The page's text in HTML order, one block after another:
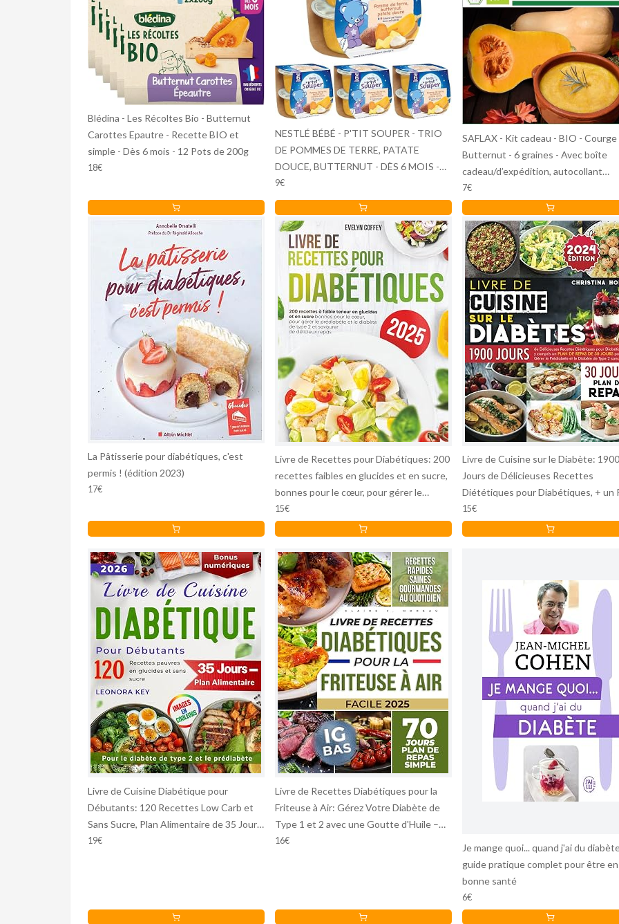
Blédina - Les Récoltes Bio - Butternut
Carottes Epautre - Recette BIO et
simple - Dès 6 mois - 12 Pots de 200g
18€
NESTLÉ BÉBÉ - P'TIT SOUPER - TRIO
DE POMMES DE TERRE, PATATE
DOUCE, BUTTERNUT - DÈS 6 MOIS -
2X200G (Lot de 4)
9€
SAFLAX - Kit cadeau - BIO - Courge
Butternut - 6 graines - Avec boîte
cadeau/d’expédition, autocollant
d’expédition, carte cadeau et
de culture - Cucurbita moschata
7€
La Pâtisserie pour diabétiques, c'est
permis ! (édition 2023)
17€
Livre de Recettes pour Diabétiques: 200
recettes faibles en glucides et en sucre,
bonnes pour le cœur, pour gérer le
prédiabète et le diabète de type 2 et
savourer de délicieux repas
15€
Livre de Cuisine sur le Diabète: 1900
Jours de Délicieuses Recettes
Diététiques pour Diabétiques, + un
de Repas de 30 Jours pour Gérer le
Prédiabète et le Diabète de Type 2
15€
Livre de Cuisine Diabétique pour
Débutants: 120 Recettes Low Carb et
Sans Sucre, Plan Alimentaire de 35 Jours
pour le Diabète de Type 2 et le Pré-
19€
Livre de Recettes Diabétiques pour la
Friteuse à Air: Gérez Votre Diabète de
Type 1 et 2 avec une Goutte d'Huile –
Recettes Simples à IG Bas, Faibles en
16€
Je mange quoi... quand j'ai du
guide pratique complet pour être en
bonne santé
6€